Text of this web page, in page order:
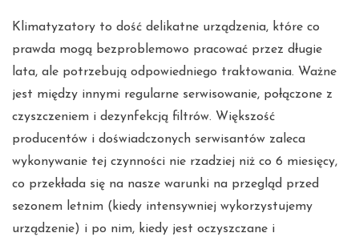
Klimatyzatory to dość delikatne urządzenia, które co
prawda mogą bezproblemowo pracować przez długie
lata, ale potrzebują odpowiedniego traktowania. Ważne
jest między innymi regularne serwisowanie, połączone z
czyszczeniem i dezynfekcją filtrów. Większość
producentów i doświadczonych serwisantów zaleca
wykonywanie tej czynności nie rzadziej niż co 6 miesięcy,
co przekłada się na nasze warunki na przegląd przed
sezonem letnim (kiedy intensywniej wykorzystujemy
urządzenie) i po nim, kiedy jest oczyszczane i